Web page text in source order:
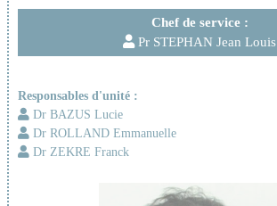
Chef de service :
Pr STEPHAN Jean Louis
Responsables d'unité :
Dr BAZUS Lucie
Dr ROLLAND Emmanuelle
Dr ZEKRE Franck